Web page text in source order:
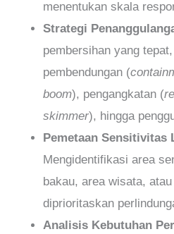
menentukan skala
Strategi
pembersihan yang
pembendungan (
boom), pengangkatan (
skimmer), hingga
Pemetaan Sensitivitas
Mengidentifikasi area
bakau, area wisata,
diprioritaskan
Analisis Kebutuhan